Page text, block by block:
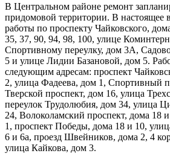
В Центральном районе ремонт
придомовой территории. В настоящее
работы по проспекту Чайковского,
35, 37, 90, 94, 98, 100, улице
Спортивному переулку, дом 3А,
5 и улице Лидии Базановой, дом 5.
следующим адресам: проспект
2, улица Фадеева, дом 1, Спортивный
Тверской проспект, дом 16, улица
переулок Трудолюбия, дом 34, улица
24, Волоколамский проспект, дома 18
1, проспект Победы, дома 18 и 10,
6 и 6а, проезд Швейников, дома 2, 4
улица Кайкова, дом 3.